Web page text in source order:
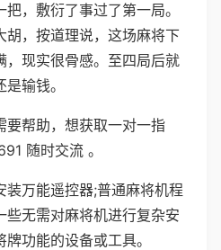
，敷衍了事过了第一局。
胡，按道理说，这场麻将下
，现实很骨感。至四局后就
输钱。
要帮助，想获取一对一指
随时交流 。
装万能遥控器;普通麻将机程
些无需对麻将机进行复杂安
功能的设备或工具。